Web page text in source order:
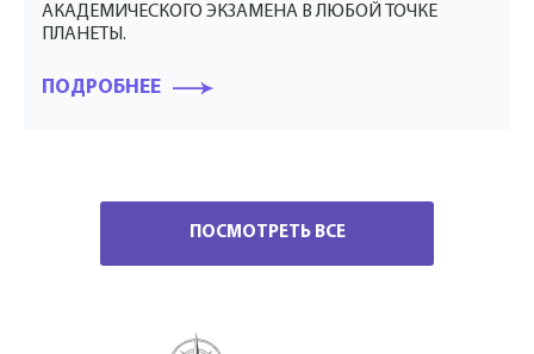
АКАДЕМИЧЕСКОГО ЭКЗАМЕНА В ЛЮБОЙ ТОЧКЕ
ПЛАНЕТЫ.
ПОДРОБНЕЕ
ПОСМОТРЕТЬ ВСЕ